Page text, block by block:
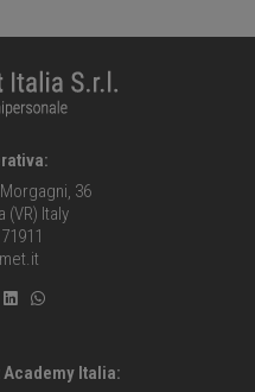
36
(VR) Italy
Academy Italia: